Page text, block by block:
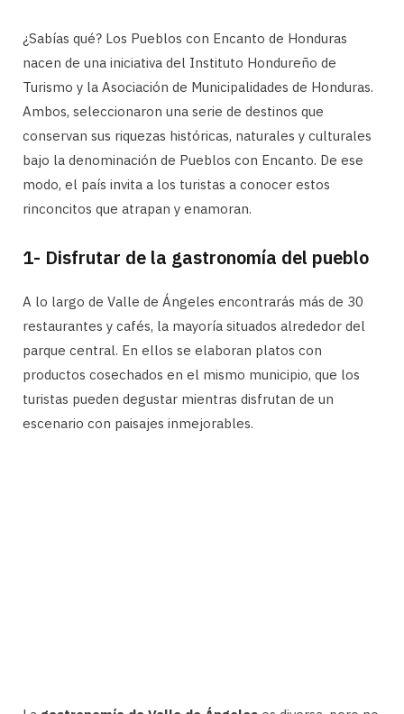
¿Sabías qué? Los Pueblos con Encanto de Honduras
nacen de una iniciativa del Instituto Hondureño de
Turismo y la Asociación de Municipalidades de Honduras.
Ambos, seleccionaron una serie de destinos que
conservan sus riquezas históricas, naturales y culturales
bajo la denominación de Pueblos con Encanto. De ese
modo, el país invita a los turistas a conocer estos
rinconcitos que atrapan y enamoran.
1- Disfrutar de la gastronomía del pueblo
A lo largo de Valle de Ángeles encontrarás más de 30
restaurantes y cafés, la mayoría situados alrededor del
parque central. En ellos se elaboran platos con
productos cosechados en el mismo municipio, que los
turistas pueden degustar mientras disfrutan de un
escenario con paisajes inmejorables.